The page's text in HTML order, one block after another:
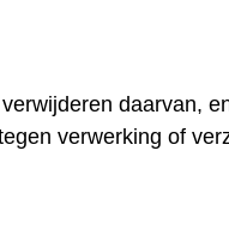
daarvan,
verwerking of